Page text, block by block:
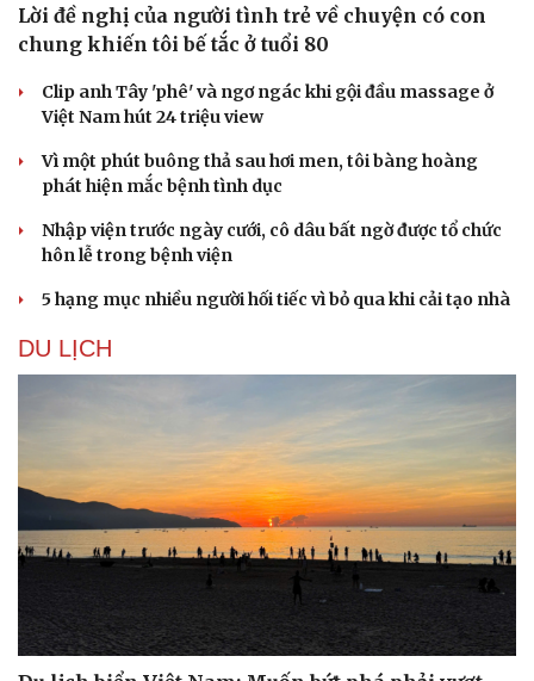
Lời đề nghị của người tình trẻ về chuyện có con
chung khiến tôi bế tắc ở tuổi 80
Clip anh Tây 'phê' và ngơ ngác khi gội đầu massage ở
Việt Nam hút 24 triệu view
Vì một phút buông thả sau hơi men, tôi bàng hoàng
phát hiện mắc bệnh tình dục
Nhập viện trước ngày cưới, cô dâu bất ngờ được tổ chức
hôn lễ trong bệnh viện
5 hạng mục nhiều người hối tiếc vì bỏ qua khi cải tạo nhà
DU LỊCH